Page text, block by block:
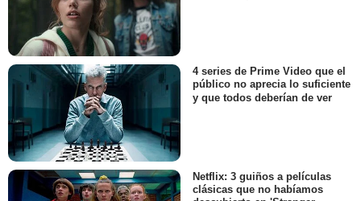
4 series de Prime Video que el
público no aprecia lo suficiente
y que todos deberían de ver
Netflix: 3 guiños a películas
clásicas que no habíamos